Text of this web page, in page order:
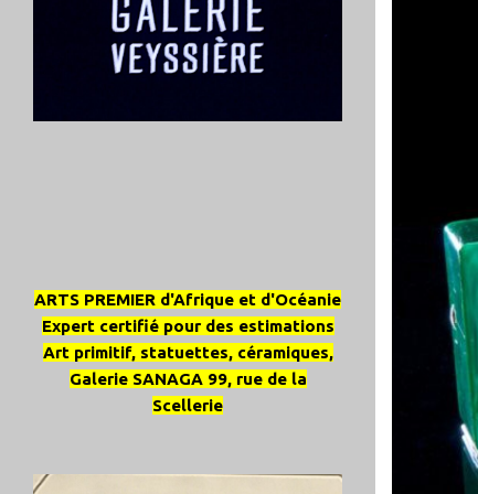
ARTS PREMIER d'Afrique et d'Océanie
Expert certifié pour des estimations
Art primitif, statuettes, céramiques,
Galerie SANAGA 99, rue de la
Scellerie